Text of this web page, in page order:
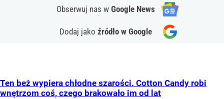
Obserwuj nas w Google News
Dodaj jako źródło w Google
Ten beż wypiera chłodne szarości. Cotton Candy robi
wnętrzom coś, czego brakowało im od lat